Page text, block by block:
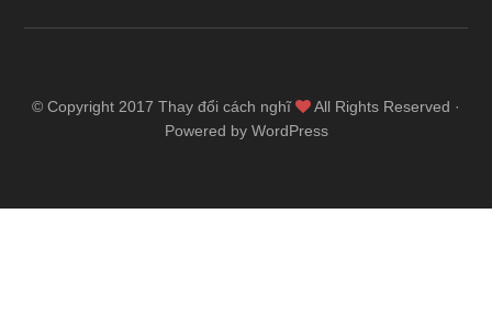
© Copyright 2017 Thay đổi cách nghĩ
All Rights Reserved ·
Powered by WordPress